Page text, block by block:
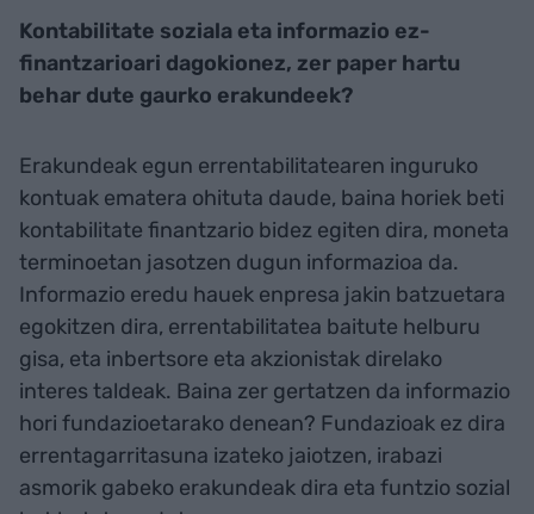
Kontabilitate soziala eta informazio ez-
finantzarioari dagokionez, zer paper hartu
behar dute gaurko erakundeek?
Erakundeak egun errentabilitatearen inguruko
kontuak ematera ohituta daude, baina horiek beti
kontabilitate finantzario bidez egiten dira, moneta
terminoetan jasotzen dugun informazioa da.
Informazio eredu hauek enpresa jakin batzuetara
egokitzen dira, errentabilitatea baitute helburu
gisa, eta inbertsore eta akzionistak direlako
interes taldeak. Baina zer gertatzen da informazio
hori fundazioetarako denean? Fundazioak ez dira
errentagarritasuna izateko jaiotzen, irabazi
asmorik gabeko erakundeak dira eta funtzio sozial